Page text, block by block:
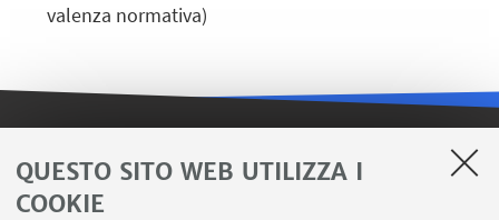
QUESTO SITO WEB UTILIZZA I
COOKIE
valenza normativa)
LINK UTILI